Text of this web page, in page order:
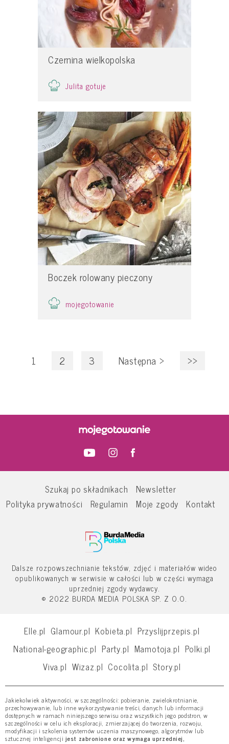
Czernina wielkopolska
Julita gotuje
Boczek rolowany pieczony
mojegotowanie
1 2 3 Następna > >>
Szukaj po składnikach
Newsletter
Polityka prywatności
Regulamin Moje zgody Kontakt
Dalsze rozpowszechnianie tekstów, zdjęć i materiałów wideo
opublikowanych w serwisie w całości lub w części wymaga
uprzedniej zgody wydawcy.
© 2022 BURDA MEDIA POLSKA SP. Z O.O.
Elle.pl Glamour.pl Kobieta.pl Przyslijprzepis.pl
National-geographic.pl Party.pl Mamotoja.pl Polki.pl
Viva.pl Wizaz.pl Cocolita.pl Story.pl
Jakiekolwiek aktywności, w szczególności: pobieranie, zwielokrotnianie,
przechowywanie, lub inne wykorzystywanie treści, danych lub informacji
dostępnych w ramach niniejszego serwisu oraz wszystkich jego podstron, w
szczególności w celu ich eksploracji, zmierzającej do tworzenia, rozwoju,
modyfikacji i szkolenia systemów uczenia maszynowego, algorytmów lub
sztucznej inteligencji jest zabronione oraz wymaga uprzedniej,